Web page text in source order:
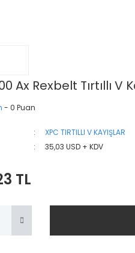
Ax Rexbelt Tırtıllı V
- 0 Puan
XPC TIRTILLI V KAYIŞLAR
35,03 USD + KDV
TL